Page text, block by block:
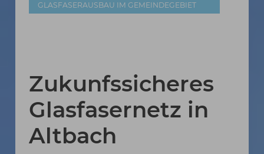
GLASFASERAUSBAU IM GEMEINDEGEBIET
Zukunfssicheres
Glasfasernetz in
Altbach